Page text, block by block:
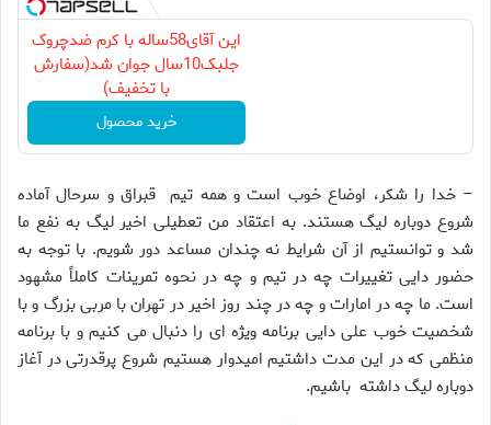
این آقای58ساله با کرم ضدچروک
جلبک10سال جوان شد(سفارش
با تخفیف)
خرید محصول
– خدا را شكر، اوضاع خوب است و همه تيم قبراق و سرحال آماده
شروع دوباره ليگ هستند. به اعتقاد من تعطيلى اخير ليگ به نفع ما
شد و توانستيم از آن شرايط نه چندان مساعد دور شويم. با توجه به
حضور دايى تغييرات چه در تيم و چه در نحوه تمرينات كاملاً مشهود
است. ما چه در امارات و چه در چند روز اخير در تهران با مربى بزرگ و با
شخصيت خوب على دايى برنامه ويژه اى را دنبال مى كنيم و با برنامه
منظمى كه در اين مدت داشتيم اميدوار هستيم شروع پرقدرتى در آغاز
دوباره ليگ داشته باشيم.